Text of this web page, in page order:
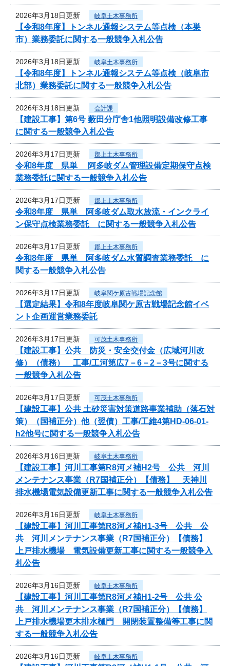
2026年3月18日更新 岐阜土木事務所
【令和8年度】トンネル通報システム等点検（本巣
市）業務委託に関する一般競争入札公告
2026年3月18日更新 岐阜土木事務所
【令和8年度】トンネル通報システム等点検（岐阜市
北部）業務委託に関する一般競争入札公告
2026年3月18日更新 会計課
【建設工事】第6号 薮田分庁舎1他照明設備改修工事
に関する一般競争入札公告
2026年3月17日更新 郡上土木事務所
令和8年度 県単 阿多岐ダム管理設備定期保守点検
業務委託に関する一般競争入札公告
2026年3月17日更新 郡上土木事務所
令和8年度 県単 阿多岐ダム取水放流・インクライ
ン保守点検業務委託 に関する一般競争入札公告
2026年3月17日更新 郡上土木事務所
令和8年度 県単 阿多岐ダム水質調査業務委託 に
関する一般競争入札公告
2026年3月17日更新 岐阜関ケ原古戦場記念館
【選定結果】令和8年度岐阜関ケ原古戦場記念館イベ
ント企画運営業務委託
2026年3月17日更新 可茂土木事務所
【建設工事】公共 防災・安全交付金（広域河川改
修）（債務） 工事/工河第広7－6－2－3号に関する
一般競争入札公告
2026年3月17日更新 可茂土木事務所
【建設工事】公共 土砂災害対策道路事業補助（落石対
策）（国補正分）他（翌債）工事/工維4第HD-06-01-
h2他号に関する一般競争入札公告
2026年3月16日更新 岐阜土木事務所
【建設工事】河川工事第R8河メ補H2号 公共 河川
メンテナンス事業（R7国補正分）【債務】 天神川
排水機場電気設備更新工事に関する一般競争入札公告
2026年3月16日更新 岐阜土木事務所
【建設工事】河川工事第R8河メ補H1-3号 公共 公
共 河川メンテナンス事業（R7国補正分）【債務】
上戸排水機場 電気設備更新工事に関する一般競争入
札公告
2026年3月16日更新 岐阜土木事務所
【建設工事】河川工事第R8河メ補H1-2号 公共 公
共 河川メンテナンス事業（R7国補正分）【債務】
上戸排水機場更木排水樋門 開閉装置整備等工事に関
する一般競争入札公告
2026年3月16日更新 岐阜土木事務所